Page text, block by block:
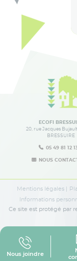
Nous joindre
À
ECOFI
20, rue Jacques
BRESSUIRE
05 49 81 12
NOUS
Mentions légales
Informations
Ce site est protégé par